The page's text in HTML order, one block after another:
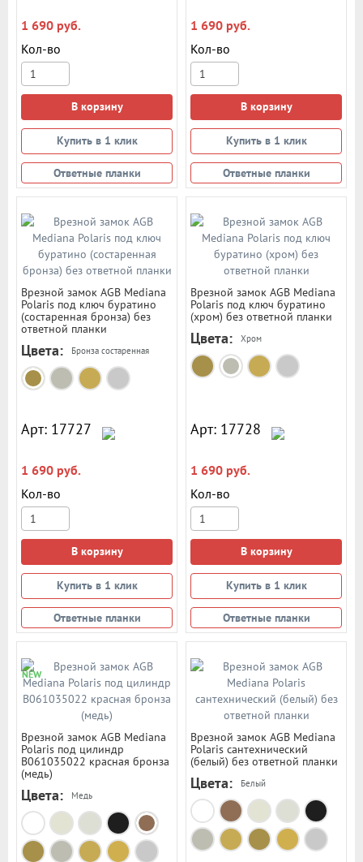
1 690 руб.
Кол-во
В корзину
Купить в 1 клик
Ответные планки
1 690 руб.
Кол-во
В корзину
Купить в 1 клик
Ответные планки
Врезной замок AGB Mediana
Polaris под ключ буратино
(состаренная бронза) без
ответной планки
Цвета: Бронза состаренная
Арт: 17727
1 690 руб.
Кол-во
В корзину
Купить в 1 клик
Ответные планки
Врезной замок AGB Mediana
Polaris под ключ буратино
(хром) без ответной планки
Цвета: Хром
Арт: 17728
1 690 руб.
Кол-во
В корзину
Купить в 1 клик
Ответные планки
NEW
Врезной замок AGB Mediana
Polaris под цилиндр
В061035022 красная бронза
(медь)
Цвета: Медь
Врезной замок AGB Mediana
Polaris сантехнический
(белый) без ответной планки
Цвета: Белый